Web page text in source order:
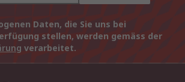
Daten, die Sie uns bei
stellen, werden gemäss der
verarbeitet.